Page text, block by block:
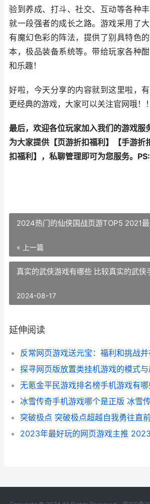
验到养成、打斗、社交、互动等各种
就一段强者的成长之路。游戏采用了
有魔幻色彩的阵法，提供了别具特色
本，极品装备系统等。带给玩家各种
和乐趣！
好啦，今天分享的内容就到这里啦，
更经典的游戏，大家可以关注官网哦！
最后，欢迎各位玩家加入我们的游戏服
为大家提供【页游折扣福利 】【手游折
扣福利 】，私聊管理即可为您服务。
2024热门的仙侠国战页游TOP5 2021
« 上一篇
真实的武侠游戏有哪些 比较真实的武侠
2024-08-17
延伸阅读
探寻网页版放置类挂机游戏的模式
冰雪传奇手机游戏哪个是正版 冰雪
突破极点 突破极点超越自我勇往直